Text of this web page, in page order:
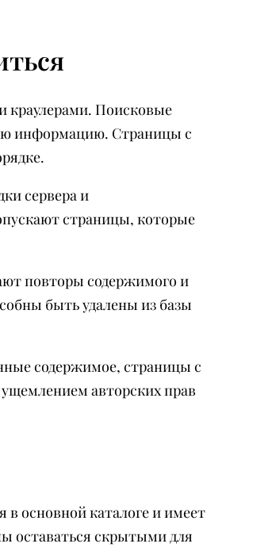
краулерами. Поисковые
информацию. Страницы с
сервера и
страницы, которые
повторы содержимого и
быть удалены из базы
содержимое, страницы с
авторских прав
в основной каталоге и имеет
оставаться скрытыми для